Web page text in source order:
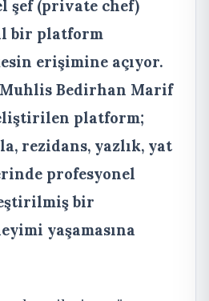
şef (private chef)
bir platform
erişimine açıyor.
Muhlis Bedirhan Marif
platform;
rezidans, yazlık, yat
profesyonel
bir
yaşamasına